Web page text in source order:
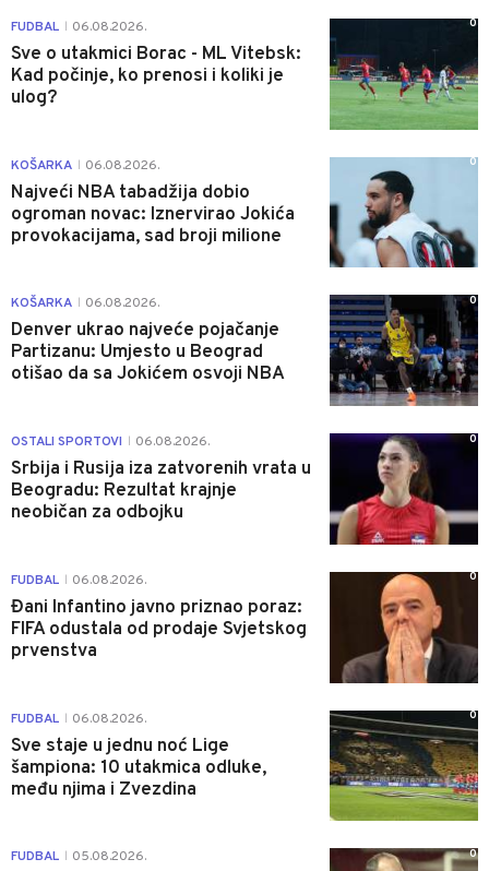
FUDBAL 06.08.2026.
Sve o utakmici Borac - ML Vitebsk:
Kad počinje, ko prenosi i koliki je
ulog?
0
KOŠARKA 06.08.2026.
Najveći NBA tabadžija dobio
ogroman novac: Iznervirao Jokića
provokacijama, sad broji milione
0
KOŠARKA 06.08.2026.
Denver ukrao najveće pojačanje
Partizanu: Umjesto u Beograd
otišao da sa Jokićem osvoji NBA
0
OSTALI SPORTOVI 06.08.2026.
Srbija i Rusija iza zatvorenih vrata u
Beogradu: Rezultat krajnje
neobičan za odbojku
0
FUDBAL 06.08.2026.
Đani Infantino javno priznao poraz:
FIFA odustala od prodaje Svjetskog
prvenstva
0
FUDBAL 06.08.2026.
Sve staje u jednu noć Lige
šampiona: 10 utakmica odluke,
među njima i Zvezdina
0
FUDBAL 05.08.2026. 0